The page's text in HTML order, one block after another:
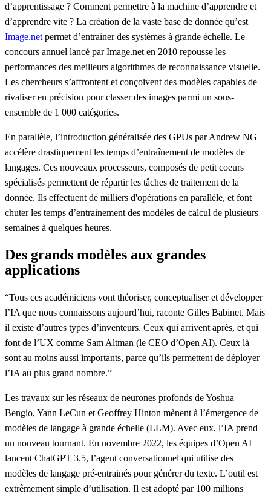
d’apprentissage ? Comment permettre à la machine d’apprendre et
d’apprendre vite ? La création de la vaste base de donnée qu’est
Image.net permet d’entrainer des systèmes à grande échelle. Le
concours annuel lancé parImage.net en 2010 repousse les
performances des meilleurs algorithmes de reconnaissance visuelle.
Les chercheurs s’affrontent et conçoivent des modèles capables de
rivaliser en précision pour classer des images parmi un sous-
ensemble de 1 000 catégories.
En parallèle, l’introduction généralisée des GPUs par Andrew NG
accélère drastiquement les temps d’entraînement de modèles de
langages. Ces nouveaux processeurs, composés de petit coeurs
spécialisés permettent de répartir les tâches de traitement de la
donnée. Ils effectuent de milliers d'opérations en parallèle, et font
chuter les temps d’entrainement des modèles de calcul de plusieurs
semaines à quelques heures.
Des grands modèles aux grandes
applications
“Tous ces académiciens vont théoriser, conceptualiser et développer
l’IA que nous connaissons aujourd’hui, raconte Gilles Babinet. Mais
il existe d’autres types d’inventeurs. Ceux qui arrivent après, et qui
font de l’UX comme Sam Altman (le CEO d’Open AI). Ceux là
sont au moins aussi importants, parce qu’ils permettent de déployer
l’IA au plus grand nombre.”
Les travaux sur les réseaux de neurones profonds de Yoshua
Bengio, Yann LeCun et Geoffrey Hinton mènent à l’émergence de
modèles de langage à grande échelle (LLM). Avec eux, l’IA prend
un nouveau tournant. En novembre 2022, les équipes d’Open AI
lancent ChatGPT 3.5, l’agent conversationnel qui utilise des
modèles de langage pré-entrainés pour générer du texte. L’outil est
extrêmement simple d’utilisation. Il est adopté par 100 millions